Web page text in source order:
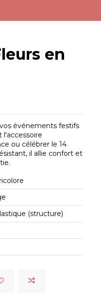
en
événements festifs
l'accessoire
ou célébrer le 14
il allie confort et
(structure)